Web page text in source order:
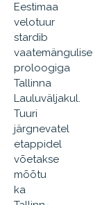
Eestimaa
velotuur
stardib
vaatemängulise
proloogiga
Tallinna
Lauluväljakul.
Tuuri
järgnevatel
etappidel
võetakse
mõõtu
ka